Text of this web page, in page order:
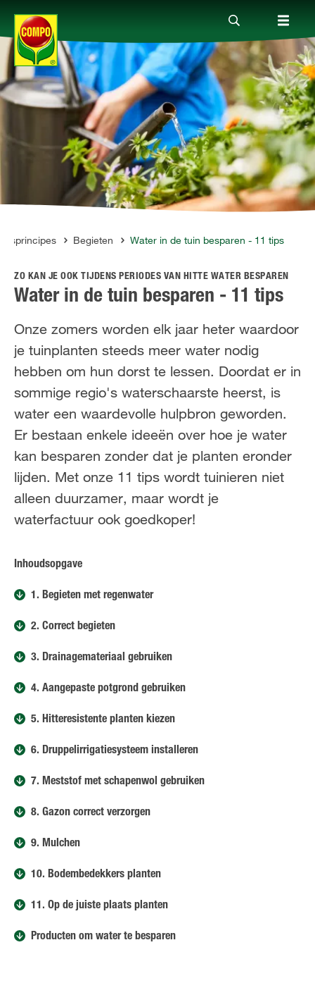
Producten
Advies
Tot je dienst
Onderneming
FR NL
Begieten Water in de tuin besparen - 11 tips
ZO KAN JE OOK TIJDENS PERIODES VAN HITTE WATER BESPAREN
Water in de tuin besparen - 11 tips
Onze zomers worden elk jaar heter waardoor
je tuinplanten steeds meer water nodig
hebben om hun dorst te lessen. Doordat er in
sommige regio's waterschaarste heerst, is
water een waardevolle hulpbron geworden.
Er bestaan enkele ideeën over hoe je water
kan besparen zonder dat je planten eronder
lijden. Met onze 11 tips wordt tuinieren niet
alleen duurzamer, maar wordt je
waterfactuur ook goedkoper!
Inhoudsopgave
1. Begieten met regenwater
2. Correct begieten
3. Drainagemateriaal gebruiken
4. Aangepaste potgrond gebruiken
5. Hitteresistente planten kiezen
6. Druppelirrigatiesysteem installeren
7. Meststof met schapenwol gebruiken
8. Gazon correct verzorgen
9. Mulchen
10. Bodembedekkers planten
11. Op de juiste plaats planten
Producten om water te besparen